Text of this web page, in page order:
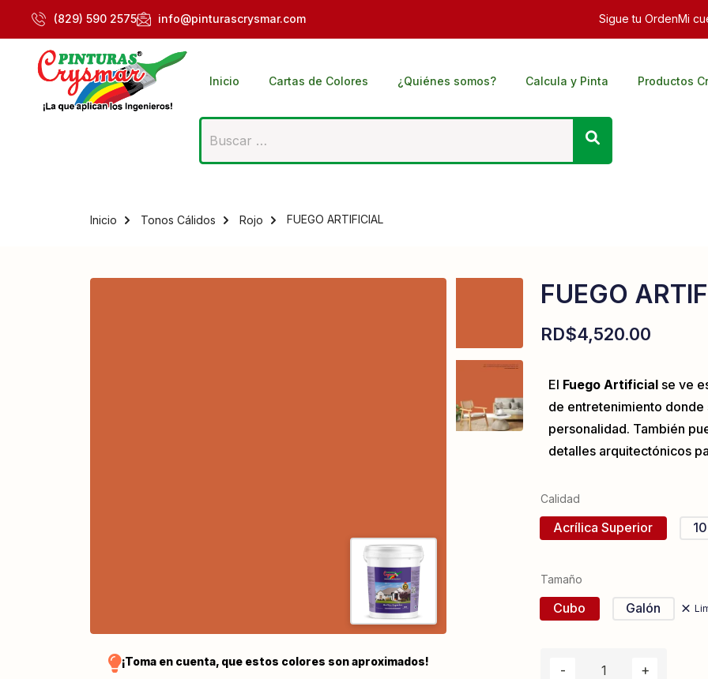
(829) 590 2575 info@pinturascrysmar.com Sigue tu OrdenMi
Inicio Cartas de Colores ¿Quiénes somos? Calcula y Pinta Productos
Inicio Tonos Cálidos Rojo FUEGO ARTIFICIAL
¡Toma en cuenta, que estos colores son aproximados!
FUEGO
RD$4,520.00
El Fuego Artificial se ve
de entretenimiento
personalidad. También
detalles arquitectónicos
Calidad
Acrílica Superior
Tamaño
Cubo Galón